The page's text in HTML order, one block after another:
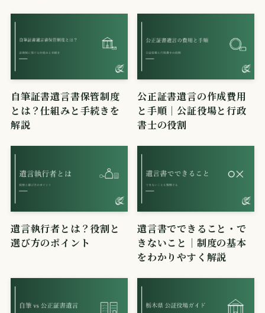
自筆証書遺言書保管制度
とは？仕組みと手続きを
解説
公正証書遺言の作成費用
と手順｜公証役場と行政
書士の役割
遺言執行者とは？役割と
選び方のポイント
遺言書でできること・で
きないこと｜制度の基本
をわかりやすく解説